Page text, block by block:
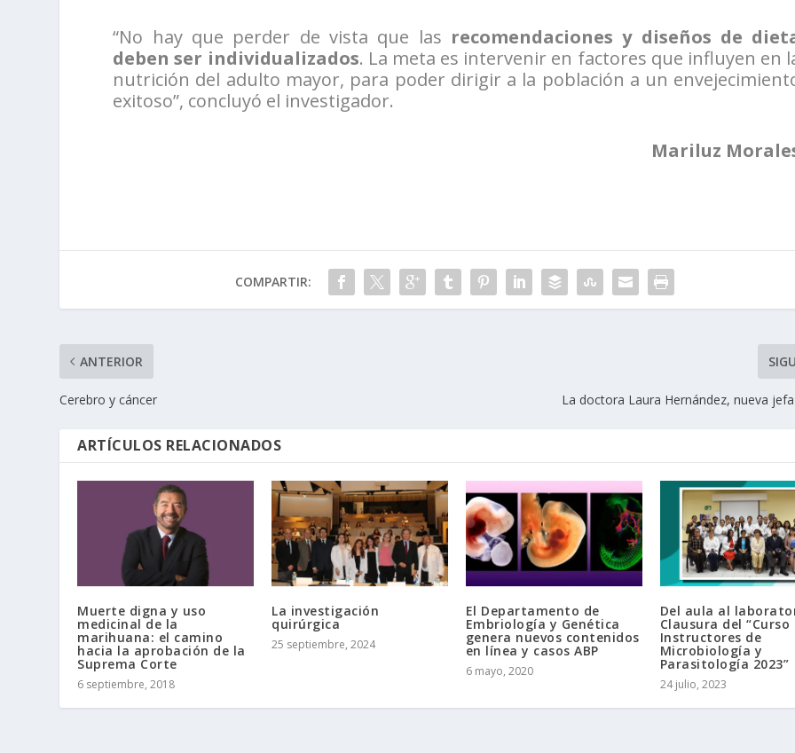
“No hay que perder de vista que las recomendaciones y diseños de
deben ser individualizados. La meta es intervenir en factores que influyen en
nutrición del adulto mayor, para poder dirigir a la población a un
exitoso”, concluyó el investigador.
Mariluz
COMPARTIR:
ANTERIOR
Cerebro y cáncer La doctora Laura Hernández, nueva
ARTÍCULOS RELACIONADOS
Muerte digna y uso
medicinal de la
marihuana: el camino
hacia la aprobación de la
Suprema Corte
6 septiembre, 2018
La investigación
quirúrgica
25 septiembre, 2024
El Departamento de
Embriología y Genética
genera nuevos contenidos
en línea y casos ABP
6 mayo, 2020
Del aula al
Clausura del “Curso
Instructores de
Microbiología y
Parasitología 2023”
24 julio, 2023